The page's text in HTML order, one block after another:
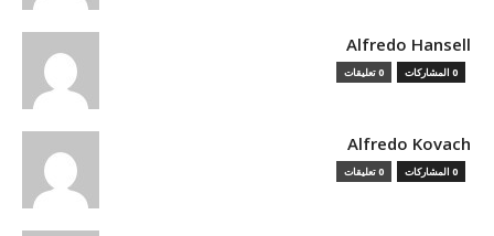
Alfredo Hansell
0 المشاركات 0 تعليقات
Alfredo Kovach
0 المشاركات 0 تعليقات